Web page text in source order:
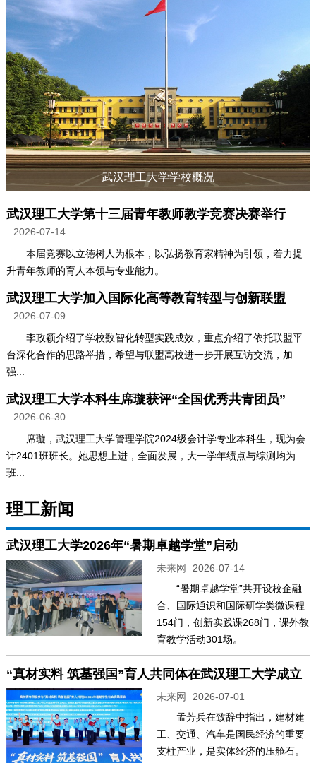
武汉理工大学学校概况
武汉理工大学第十三届青年教师教学竞赛决赛举行
2026-07-14
本届竞赛以立德树人为根本，以弘扬教育家精神为引领，着力提
升青年教师的育人本领与专业能力。
武汉理工大学加入国际化高等教育转型与创新联盟
2026-07-09
李政颖介绍了学校数智化转型实践成效，重点介绍了依托联盟平
台深化合作的思路举措，希望与联盟高校进一步开展互访交流，加
强...
武汉理工大学本科生席璇获评“全国优秀共青团员”
2026-06-30
席璇，武汉理工大学管理学院2024级会计学专业本科生，现为会
计2401班班长。她思想上进，全面发展，大一学年绩点与综测均为
班...
理工新闻
武汉理工大学2026年“暑期卓越学堂”启动
未来网
2026-07-14
“暑期卓越学堂”共开设校企融
合、国际通识和国际研学类微课程
154门，创新实践课268门，课外教
育教学活动301场。
“真材实料 筑基强国”育人共同体在武汉理工大学成立
未来网
2026-07-01
孟芳兵在致辞中指出，建材建
工、交通、汽车是国民经济的重要
支柱产业，是实体经济的压舱石。